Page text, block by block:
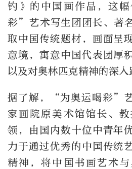
钓》的中国画作品，这
彩”艺术写生团团长、著
取中国传统题材，画面呈
意境，寓意中国代表团厚
以及对奥林匹克精神的深入
据了解，“为奥运喝彩”
家画院原美术馆馆长、
领，由国内数十位中青年
力于通过优秀的中国传统
精神，将中国书画艺术